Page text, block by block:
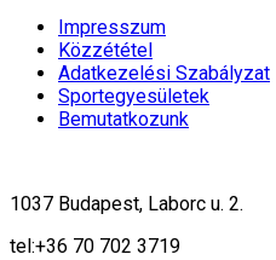
Impresszum
Közzététel
Adatkezelési Szabályzat
Sportegyesületek
Bemutatkozunk
1037 Budapest, Laborc u. 2.
tel:+36 70 702 3719